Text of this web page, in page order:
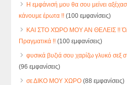
Η εμφάνισή μου θα σου μείνει
κάνουμε έρωτα !! (100 εμφανίσεις)
ΚΑΙ ΣΤΟ ΧΏΡΟ ΜΟΥ ΑΝ ΘΕΛΕΙΣ !!
Πραγματικά !! (100 εμφανίσεις)
φυσικά βυζιά σου χαρίζω γλυκό
(96 εμφανίσεις)
σε ΔΙΚΟ ΜΟΥ ΧΩΡΟ (88 εμφανίσεις)